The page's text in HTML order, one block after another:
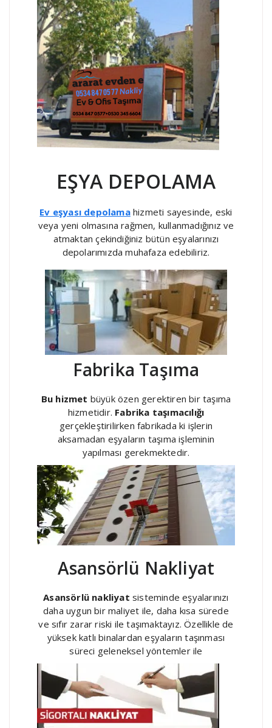
EŞYA DEPOLAMA
Ev eşyası depolamahizmeti sayesinde, eski
veya yeni olmasına rağmen, kullanmadığınız ve
atmaktan çekindiğiniz bütün eşyalarınızı
depolarımızda muhafaza edebiliriz.
Fabrika Taşıma
Bu hizmet büyük özen gerektiren bir taşıma
hizmetidir. Fabrika taşımacılığı
gerçekleştirilirken fabrikada ki işlerin
aksamadan eşyaların taşıma işleminin
yapılması gerekmektedir.
Asansörlü Nakliyat
Asansörlü nakliyat sisteminde eşyalarınızı
daha uygun bir maliyet ile, daha kısa sürede
ve sıfır zarar riski ile taşımaktayız. Özellikle de
yüksek katlı binalardan eşyaların taşınması
süreci geleneksel yöntemler ile